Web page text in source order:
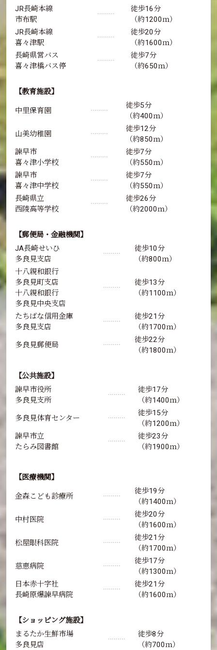
JR長崎本線
市布駅
･････････
徒歩16分
（約1200ｍ）
JR長崎本線
喜々津駅
･････････
徒歩20分
（約1600ｍ）
長崎県営バス
喜々津橋バス停
･････････
徒歩7分
（約650ｍ）
【教育施設】
中里保育園 ･････････
徒歩5分
（約400ｍ）
山美幼稚園 ･････････
徒歩12分
（約850ｍ）
諫早市
喜々津小学校
･････････
徒歩7分
（約550ｍ）
諫早市
喜々津中学校
･････････
徒歩7分
（約550ｍ）
長崎県立
西陵高等学校
･････････
徒歩26分
（約2000ｍ）
【郵便局・金融機関】
JA長崎せいひ
多良見支店
･････････
徒歩10分
（約800ｍ）
十八親和銀行
多良見町支店
十八親和銀行
多良見中央支店
･････････
徒歩13分
（約1100ｍ）
たちばな信用金庫
多良見支店
･････････
徒歩21分
（約1700ｍ）
多良見郵便局 ･････････
徒歩22分
（約1800ｍ）
【公共施設】
諫早市役所
多良見支所
･････････
徒歩17分
（約1400ｍ）
多良見体育センター ･････････
徒歩15分
（約1200ｍ）
諫早市立
たらみ図書館
･････････
徒歩23分
（約1900ｍ）
【医療機関】
金森こども診療所 ･････････
徒歩19分
（約1400ｍ）
中村医院 ･････････
徒歩20分
（約1600ｍ）
松屋眼科医院 ･････････
徒歩21分
（約1700ｍ）
慈恵病院 ･････････
徒歩17分
（約1300ｍ）
日本赤十字社
長崎原爆諫早病院
･････････
徒歩21分
（約1600ｍ）
【ショッピング施設】
まるたか生鮮市場
多良見店
･････････
徒歩8分
（約700ｍ）